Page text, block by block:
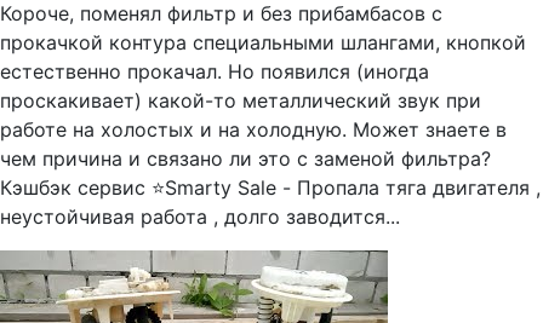
Короче, поменял фильтр и без прибамбасов с
прокачкой контура специальными шлангами, кнопкой
естественно прокачал. Но появился (иногда
проскакивает) какой-то металлический звук при
работе на холостых и на холодную. Может знаете в
чем причина и связано ли это с заменой фильтра?
Кэшбэк сервис ⭐Smarty Sale - Пропала тяга двигателя ,
неустойчивая работа , долго заводится...